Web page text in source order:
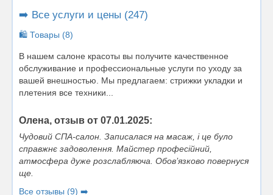
➡️ Все услуги и цены (247)
🛍️ Товары (8)
В нашем салоне красоты вы получите качественное
обслуживание и профессиональные услуги по уходу за
вашей внешностью. Мы предлагаем: стрижки укладки и
плетения все техники...
Олена, отзыв от 07.01.2025:
Чудовий СПА-салон. Записалася на масаж, і це було
справжнє задоволення. Майстер професійний,
атмосфера дуже розслабляюча. Обов’язково повернуся
ще.
Все отзывы (9) ➡️